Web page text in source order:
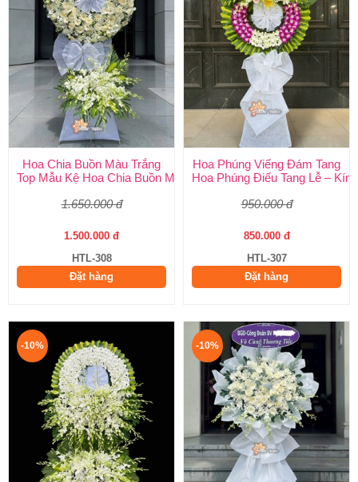
Hoa Chia Buồn Màu Trắng
Top Mẫu Kệ Hoa Chia Buồn Màu Trắng Được Chọn Nhiều Nhất
1.650.000 đ
1.500.000 đ
HTL-308
Đặt hàng
Hoa Phúng Viếng Đám Tang
Hoa Phúng Điếu Tang Lễ –
950.000 đ
850.000 đ
HTL-307
Đặt hàng
-10% -10%